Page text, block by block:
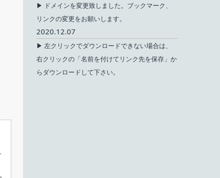
▶ ドメインを変更致しました。ブックマーク、
リンクの変更をお願いします。
2020.12.07
▶ 左クリックでダウンロードできない場合は、
右クリックの「名前を付けてリンク先を保存」か
らダウンロードして下さい。